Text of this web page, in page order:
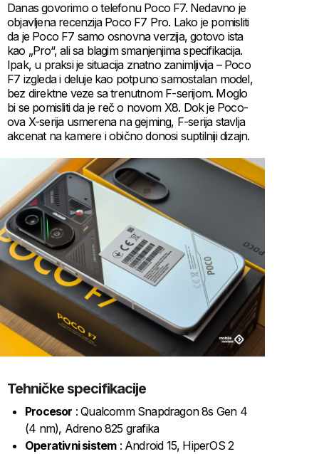
Danas govorimo o telefonu Poco F7. Nedavno je
objavljena recenzija Poco F7 Pro. Lako je pomisliti
da je Poco F7 samo osnovna verzija, gotovo ista
kao „Pro“, ali sa blagim smanjenjima specifikacija.
Ipak, u praksi je situacija znatno zanimljivija – Poco
F7 izgleda i deluje kao potpuno samostalan model,
bez direktne veze sa trenutnom F-serijom. Moglo
bi se pomisliti da je reč o novom X8. Dok je Poco-
ova X-serija usmerena na gejming, F-serija stavlja
akcenat na kamere i obično donosi suptilniji dizajn.
Tehničke specifikacije
Procesor : Qualcomm Snapdragon 8s Gen 4
(4 nm), Adreno 825 grafika
Operativni sistem: Android 15, HiperOS 2